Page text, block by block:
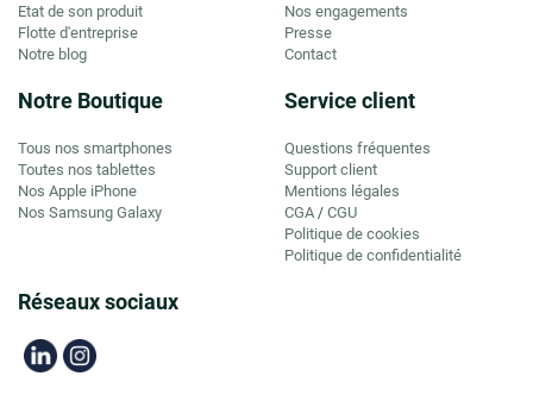
Etat de son produit
Flotte d'entreprise
Notre blog
Nos engagements
Presse
Contact
Notre Boutique
Tous nos smartphones
Toutes nos tablettes
Nos Apple iPhone
Nos Samsung Galaxy
Service client
Questions fréquentes
Support client
Mentions légales
CGA / CGU
Politique de cookies
Politique de confidentialité
Réseaux sociaux